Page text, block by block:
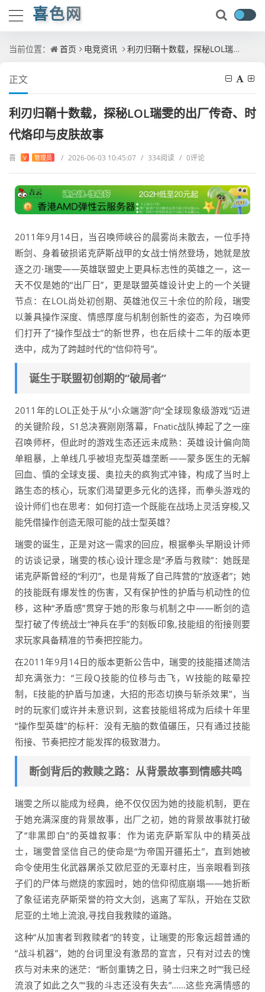
喜色网
当前位置： 首页 电竞资讯 利刃归鞘十数载，探秘LOL瑞雯的出厂传奇、时代烙印与皮肤故事
正文
利刃归鞘十数载，探秘LOL瑞雯的出厂传奇、时
代烙印与皮肤故事
喜 V 管理员 / 2026-06-03 10:45:07 / 334阅读 / 0评论
2011年9月14日，当召唤师峡谷的晨雾尚未散去，一位手持
断剑、身着破损诺克萨斯战甲的女战士悄然登场，她就是放
逐之刃·瑞雯——英雄联盟史上更具标志性的英雄之一，这一
天不仅是她的“出厂日”，更是联盟英雄设计史上的一个关键
节点：在LOL尚处初创期、英雄池仅三十余位的阶段，瑞雯
以兼具操作深度、情感厚度与机制创新性的姿态，为召唤师
们打开了“操作型战士”的新世界，也在后续十二年的版本更
迭中，成为了跨越时代的“信仰符号”。
诞生于联盟初创期的“破局者”
2011年的LOL正处于从“小众端游”向“全球现象级游戏”迈进
的关键阶段，S1总决赛刚刚落幕，Fnatic战队捧起了之一座
召唤师杯，但此时的游戏生态还远未成熟：英雄设计偏向简
单粗暴，上单线几乎被坦克型英雄垄断——蒙多医生的无解
回血、慎的全球支援、奥拉夫的疯狗式冲锋，构成了当时上
路生态的核心，玩家们渴望更多元化的选择，而拳头游戏的
设计师们也在思考：如何打造一个既能在战场上灵活穿梭,又
能凭借操作创造无限可能的战士型英雄？
瑞雯的诞生，正是对这一需求的回应，根据拳头早期设计师
的访谈记录，瑞雯的核心设计理念是“矛盾与救赎”：她既是
诺克萨斯曾经的“利刃”，也是背叛了自己阵营的“放逐者”；她
的技能既有爆发性的伤害，又有保护性的护盾与机动性的位
移，这种“矛盾感”贯穿于她的形象与机制之中——断剑的造
型打破了传统战士“神兵在手”的刻板印象,技能组的衔接则要
求玩家具备精准的节奏把控能力。
在2011年9月14日的版本更新公告中，瑞雯的技能描述简洁
却充满张力：“三段Q技能的位移与击飞，W技能的眩晕控
制，E技能的护盾与加速，大招的形态切换与斩杀效果”，当
时的玩家们或许并未意识到，这套技能组将成为后续十年里
“操作型英雄”的标杆：没有无脑的数值碾压，只有通过技能
衔接、节奏把控才能发挥的极致潜力。
断剑背后的救赎之路：从背景故事到情感共鸣
瑞雯之所以能成为经典，绝不仅仅因为她的技能机制，更在
于她充满深度的背景故事，出厂之初，她的背景故事就打破
了“非黑即白”的英雄叙事：作为诺克萨斯军队中的精英战
士，瑞雯曾坚信自己的使命是“为帝国开疆拓土”，直到她被
命令使用生化武器屠杀艾欧尼亚的无辜村庄，当亲眼看到孩
子们的尸体与燃烧的家园时，她的信仰彻底崩塌——她折断
了象征诺克萨斯荣誉的符文大剑，逃离了军队，开始在艾欧
尼亚的土地上流浪,寻找自我救赎的道路。
这种“从加害者到救赎者”的转变，让瑞雯的形象远超普通的
“战斗机器”，她的台词里没有激昂的宣言，只有对过去的愧
疚与对未来的迷茫：“断剑重铸之日，骑士归来之时”“我已经
流浪了如此之久”“我的斗志还没有失去”……这些充满情感的